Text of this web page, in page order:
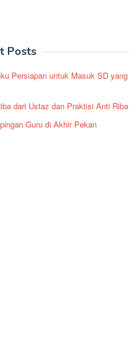
Posts
Persiapan untuk Masuk SD yang
dari Ustaz dan Praktisi Anti Riba
Guru di Akhir Pekan